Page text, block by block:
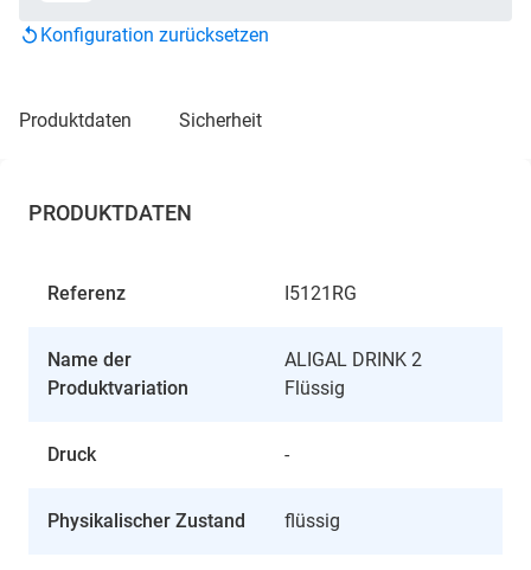
Konfiguration zurücksetzen
produktdaten sicherheit
PRODUKTDATEN
Referenz I5121RG
Name der
Produktvariation
ALIGAL DRINK 2
Flüssig
Druck -
Physikalischer Zustand flüssig